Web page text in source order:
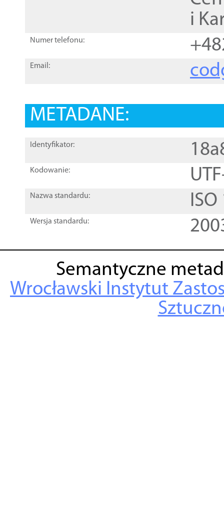
i
Numer telefonu:
Email:
METADANE:
Identyfikator:
Kodowanie:
Nazwa standardu:
Wersja standardu:
Semantyczne
Wrocławski Instytut